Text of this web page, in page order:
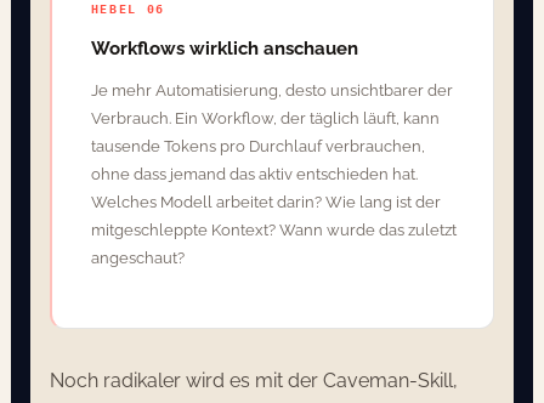
HEBEL 06
Workflows wirklich anschauen
Je mehr Automatisierung, desto unsichtbarer der
Verbrauch. Ein Workflow, der täglich läuft, kann
tausende Tokens pro Durchlauf verbrauchen,
ohne dass jemand das aktiv entschieden hat.
Welches Modell arbeitet darin? Wie lang ist der
mitgeschleppte Kontext? Wann wurde das zuletzt
angeschaut?
Noch radikaler wird es mit der Caveman-Skill,